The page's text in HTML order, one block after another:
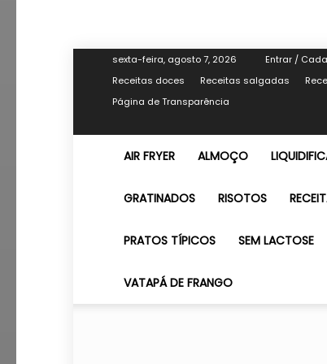
sexta-feira, agosto 7, 2026
Entrar /
Receitas doces
Receitas salgadas
Página de Transparência
AIR FRYER ALMOÇO
GRATINADOS RISOTOS
PRATOS TÍPICOS SEM LACTOSE
VATAPÁ DE FRANGO